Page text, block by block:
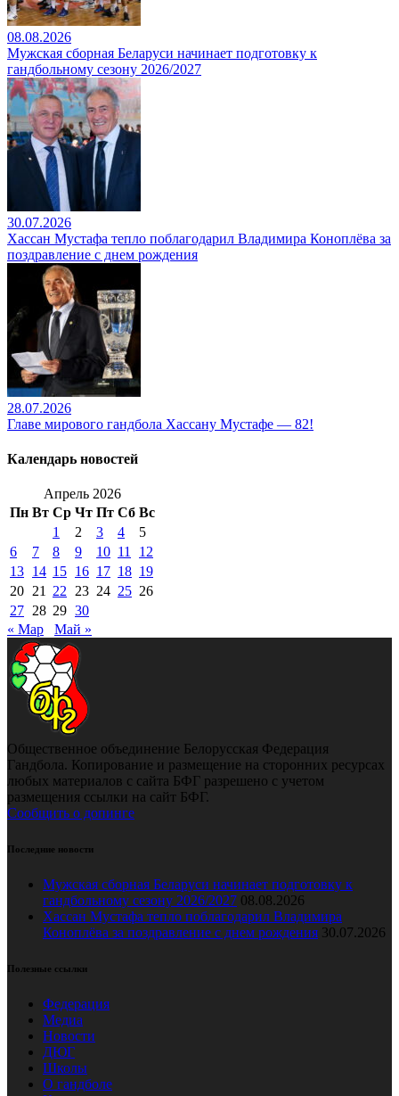
08.08.2026
Мужская сборная Беларуси начинает подготовку к
гандбольному сезону 2026/2027
30.07.2026
Хассан Мустафа тепло поблагодарил Владимира Коноплёва за
поздравление с днем рождения
28.07.2026
Главе мирового гандбола Хассану Мустафе — 82!
Календарь новостей
Апрель 2026
Пн Вт Ср Чт Пт Сб Вс
1
2 3 4
5
6
7 8 9 10 11
12
13 14 15 16 17 18 19
20 21 22 23 24 25 26
27 28 29 30
« Мар
Май »
Общественное объединение Белорусская Федерация
Гандбола. Копирование и размещение на сторонних ресурсах
любых материалов с сайта БФГ разрешено с учетом
размещения ссылки на сайт БФГ.
Сообщить о допинге
Последние новости
Мужская сборная Беларуси начинает подготовку к
гандбольному сезону 2026/2027 08.08.2026
Хассан Мустафа тепло поблагодарил Владимира
Коноплёва за поздравление с днем рождения 30.07.2026
Полезные ссылки
Федерация
Медиа
Новости
ДЮГ
Школы
О гандболе